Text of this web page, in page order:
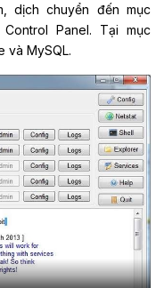
dịch chuyển đến mục
Panel. Tại mục
và MySQL.